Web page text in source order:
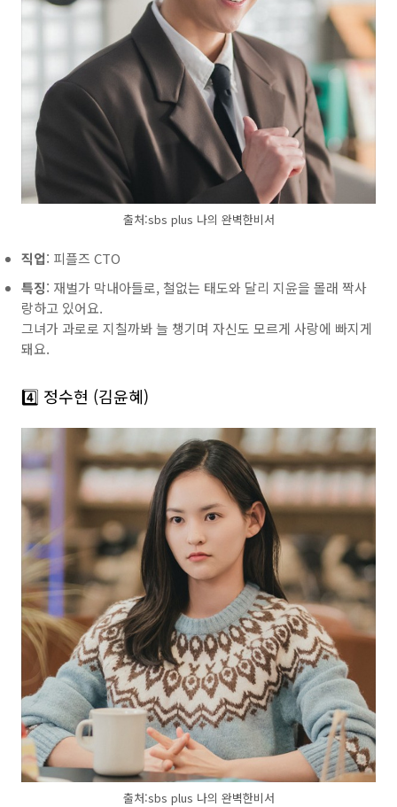
출처:sbs plus 나의 완벽한비서
직업: 피플즈 CTO
특징: 재벌가 막내아들로, 철없는 태도와 달리 지윤을 몰래 짝사
랑하고 있어요.
그녀가 과로로 지칠까봐 늘 챙기며 자신도 모르게 사랑에 빠지게
돼요.
4️⃣ 정수현 (김윤혜)
출처:sbs plus 나의 완벽한비서